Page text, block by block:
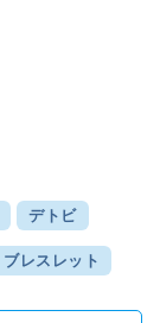
デトビ
ブレスレット